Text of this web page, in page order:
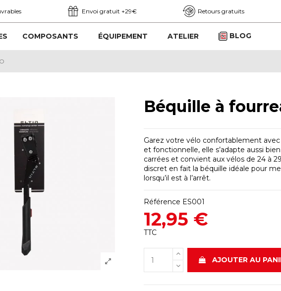
Envoi gratuit +29€ Retours gratuits
COMPOSANTS ÉQUIPEMENT ATELIER BLOG
Béquille à
Garez votre vélo confortablement
et fonctionnelle, elle s’adapte aussi
carrées et convient aux vélos de 24 à
discret en fait la béquille idéale pour
lorsqu’il est à l’arrêt.
Référence ES001
12,95 €
TTC
AJOUTER AU